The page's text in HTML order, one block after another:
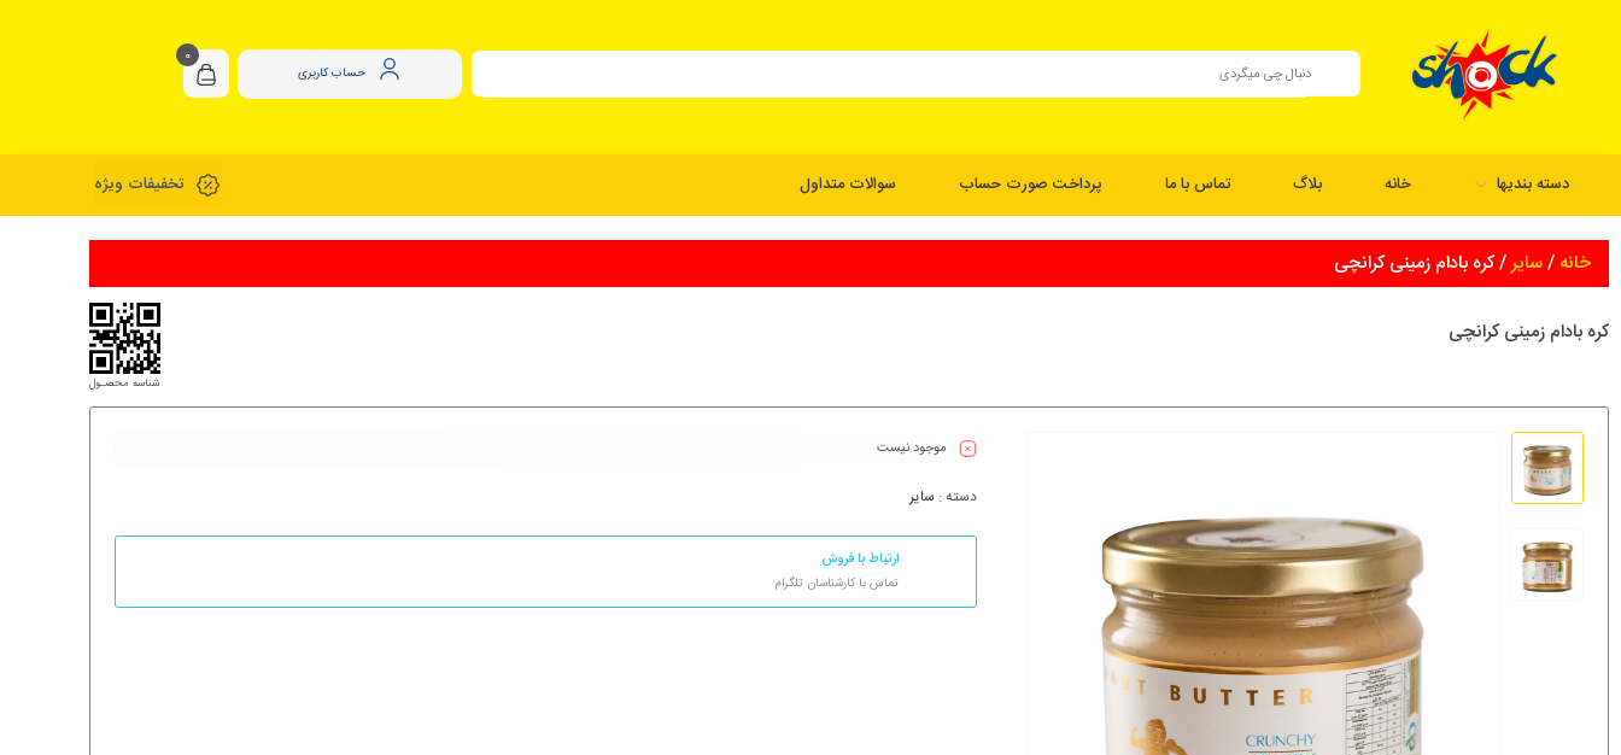
حساب کاربری
0
دسته بندیها خانه بلاگ تماس با ما پرداخت صورت حساب سوالات متداول تخفیفات ویژه
خانه /سایر/ کره بادام زمینی کرانچی
کره بادام زمینی کرانچی
شناسه محصـول
موجود نیست
دسته : سایر
ارتباط با فروش
تماس با کارشناسان تلگرام